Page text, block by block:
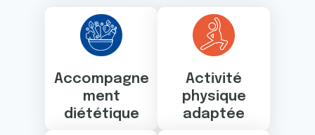
Accompagne
ment
diététique
Activité
physique
adaptée